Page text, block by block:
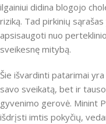
ilgainiui didina blogojo
riziką. Tad pirkinių
apsisaugoti nuo
sveikesnę mitybą.
Šie išvardinti patarimai
savo sveikatą, bet ir
gyvenimo gerovė. Minint
išdrįsti imtis pokyčių,